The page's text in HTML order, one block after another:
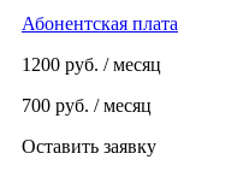
Абонентская плата
1200 руб. / месяц
700 руб. / месяц
Оставить заявку